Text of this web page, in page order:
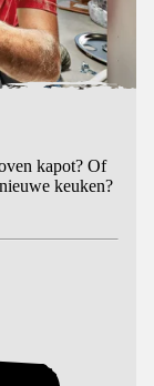
kapot? Of
keuken?